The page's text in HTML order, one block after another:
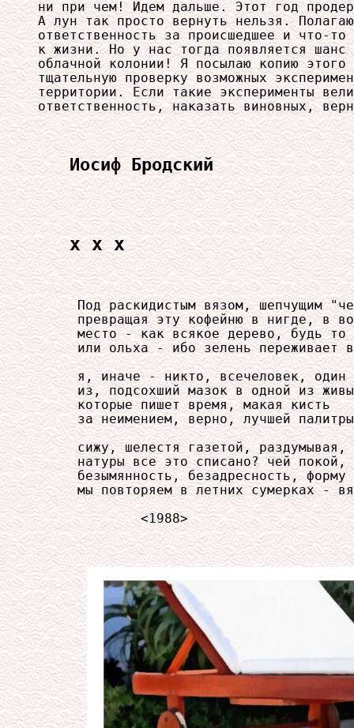
ни при чем! Идем дальше. Этот год
А лун так просто вернуть нельзя.
ответственность за происшедшее и что-
к жизни. Но у нас тогда появляется шанс
облачной колонии! Я посылаю копию
тщательную проверку возможных
территории. Если такие эксперименты
ответственность, наказать виновных,
Иосиф Бродский
x x x
Под раскидистым вязом, шепчущим
превращая эту кофейню в нигде, в
место - как всякое дерево, будь то
или ольха - ибо зелень переживает
     я, иначе - никто, всечеловек, один
из, подсохший мазок в одной из
     которые пишет время, макая кисть
за неимением, верно, лучшей
сижу, шелестя газетой, раздумывая,
     натуры все это списано? чей покой,
безымянность, безадресность, форму
мы повторяем в летних сумерках -